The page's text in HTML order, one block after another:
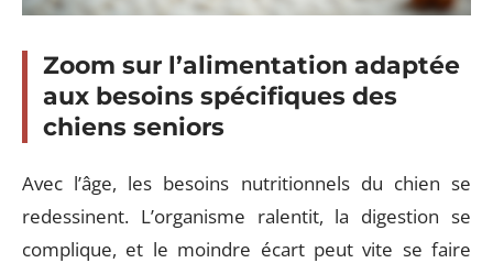
Zoom sur l’alimentation adaptée
aux besoins spécifiques des
chiens seniors
Avec l’âge, les besoins nutritionnels du chien se
redessinent. L’organisme ralentit, la digestion se
complique, et le moindre écart peut vite se faire